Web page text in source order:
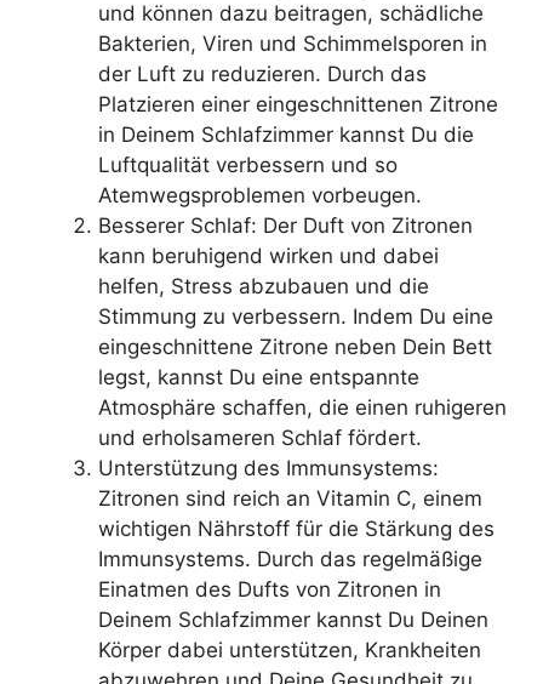
und können dazu beitragen, schädliche
Bakterien, Viren und Schimmelsporen in
der Luft zu reduzieren. Durch das
Platzieren einer eingeschnittenen Zitrone
in Deinem Schlafzimmer kannst Du die
Luftqualität verbessern und so
Atemwegsproblemen vorbeugen.
Besserer Schlaf: Der Duft von Zitronen
kann beruhigend wirken und dabei
helfen, Stress abzubauen und die
Stimmung zu verbessern. Indem Du eine
eingeschnittene Zitrone neben Dein Bett
legst, kannst Du eine entspannte
Atmosphäre schaffen, die einen ruhigeren
und erholsameren Schlaf fördert.
Unterstützung des Immunsystems:
Zitronen sind reich an Vitamin C, einem
wichtigen Nährstoff für die Stärkung des
Immunsystems. Durch das regelmäßige
Einatmen des Dufts von Zitronen in
Deinem Schlafzimmer kannst Du Deinen
Körper dabei unterstützen, Krankheiten